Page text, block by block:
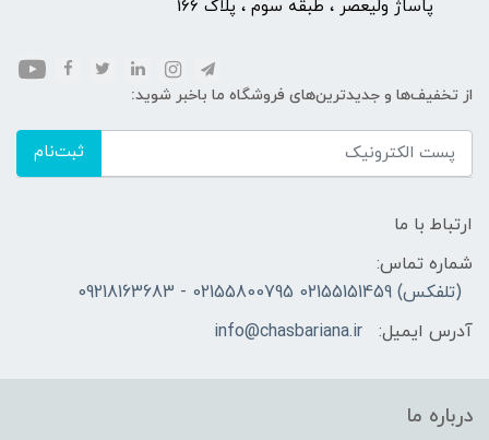
پاساژ ولیعصر ، طبقه سوم ، پلاک 166
از تخفیف‌ها و جدیدترین‌های فروشگاه ما باخبر شوید:
ثبت‌نام
ارتباط با ما
شماره تماس:
(تلفکس) 02155151459 02155800795 - 09218163683
آدرس ایمیل:
info@chasbariana.ir
درباره ما